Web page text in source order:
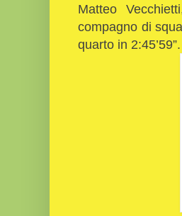
Matteo
compagno di
quarto in 2:45’59”.